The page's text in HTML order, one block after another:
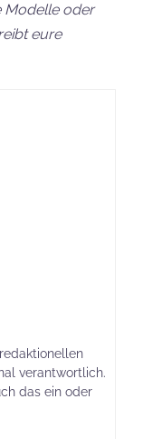
Modelle oder
eure
verantwortlich.
das ein oder